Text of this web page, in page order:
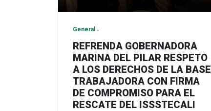
General
REFRENDA GOBERNADORA
MARINA DEL PILAR RESPETO
A LOS DERECHOS DE LA BASE
TRABAJADORA CON FIRMA
DE COMPROMISO PARA EL
RESCATE DEL ISSSTECALI